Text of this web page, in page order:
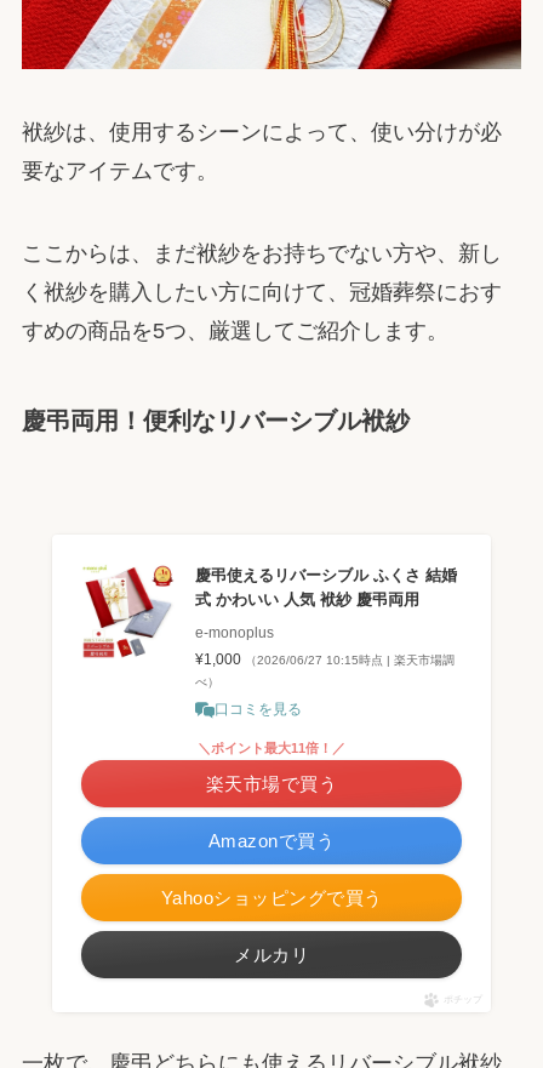
袱紗は、使用するシーンによって、使い分けが必
要なアイテムです。
ここからは、まだ袱紗をお持ちでない方や、新し
く袱紗を購入したい方に向けて、冠婚葬祭におす
すめの商品を5つ、厳選してご紹介します。
慶弔両用！便利なリバーシブル袱紗
慶弔使えるリバーシブル ふくさ 結婚
式 かわいい 人気 袱紗 慶弔両用
e-monoplus
¥1,000
（2026/06/27 10:15時点 | 楽天市場調
べ）
口コミを見る
Amazonで買う
＼ポイント最大11倍！／
楽天市場で買う
Yahooショッピングで買う
メルカリ
ポチップ